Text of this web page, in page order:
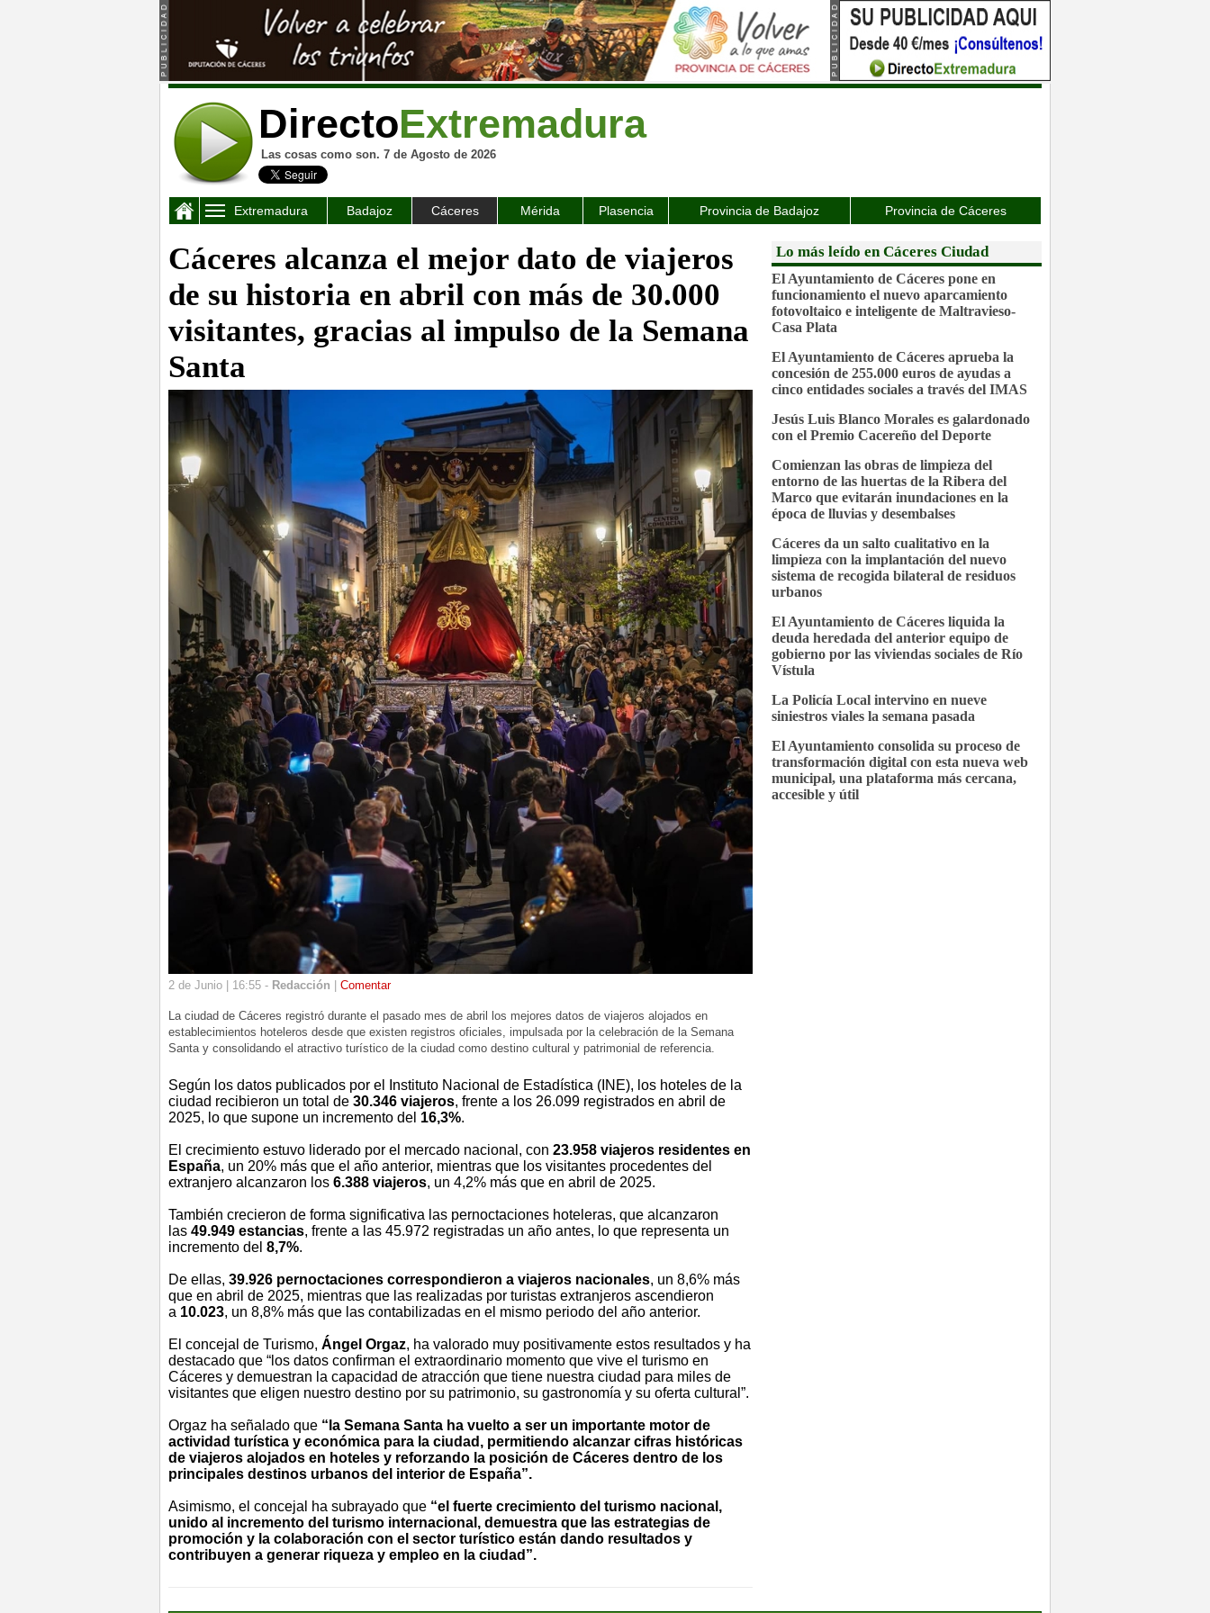
DirectoExtremadura
Las cosas como son. 7 de Agosto de 2026
Extremadura Badajoz Cáceres Mérida Plasencia Provincia de Badajoz Provincia de Cáceres
Cáceres alcanza el mejor dato de viajeros
de su historia en abril con más de 30.000
visitantes, gracias al impulso de la Semana
Santa
2 de Junio | 16:55 - Redacción Comentar
La ciudad de Cáceres registró durante el pasado mes de abril los mejores datos de viajeros alojados en
establecimientos hoteleros desde que existen registros oficiales, impulsada por la celebración de la Semana
Santa y consolidando el atractivo turístico de la ciudad como destino cultural y patrimonial de referencia.
Según los datos publicados por el Instituto Nacional de Estadística (INE), los hoteles de la
ciudad recibieron un total de 30.346 viajeros, frente a los 26.099 registrados en abril de
2025, lo que supone un incremento del 16,3%.
El crecimiento estuvo liderado por el mercado nacional, con 23.958 viajeros residentes en
España, un 20% más que el año anterior, mientras que los visitantes procedentes del
extranjero alcanzaron los 6.388 viajeros, un 4,2% más que en abril de 2025.
También crecieron de forma significativa las pernoctaciones hoteleras, que alcanzaron
las 49.949 estancias, frente a las 45.972 registradas un año antes, lo que representa un
incremento del 8,7%.
De ellas, 39.926 pernoctaciones correspondieron a viajeros nacionales, un 8,6% más
que en abril de 2025, mientras que las realizadas por turistas extranjeros ascendieron
a 10.023, un 8,8% más que las contabilizadas en el mismo periodo del año anterior.
El concejal de Turismo, Ángel Orgaz, ha valorado muy positivamente estos resultados y ha
destacado que “los datos confirman el extraordinario momento que vive el turismo en
Cáceres y demuestran la capacidad de atracción que tiene nuestra ciudad para miles de
visitantes que eligen nuestro destino por su patrimonio, su gastronomía y su oferta cultural”.
Orgaz ha señalado que “la Semana Santa ha vuelto a ser un importante motor de
actividad turística y económica para la ciudad, permitiendo alcanzar cifras históricas
de viajeros alojados en hoteles y reforzando la posición de Cáceres dentro de los
principales destinos urbanos del interior de España”.
Asimismo, el concejal ha subrayado que “el fuerte crecimiento del turismo nacional,
unido al incremento del turismo internacional, demuestra que las estrategias de
promoción y la colaboración con el sector turístico están dando resultados y
contribuyen a generar riqueza y empleo en la ciudad”.
Lo más leído en Cáceres Ciudad
El Ayuntamiento de Cáceres pone en
funcionamiento el nuevo aparcamiento
fotovoltaico e inteligente de Maltravieso-
Casa Plata
El Ayuntamiento de Cáceres aprueba la
concesión de 255.000 euros de ayudas a
cinco entidades sociales a través del IMAS
Jesús Luis Blanco Morales es galardonado
con el Premio Cacereño del Deporte
Comienzan las obras de limpieza del
entorno de las huertas de la Ribera del
Marco que evitarán inundaciones en la
época de lluvias y desembalses
Cáceres da un salto cualitativo en la
limpieza con la implantación del nuevo
sistema de recogida bilateral de residuos
urbanos
El Ayuntamiento de Cáceres liquida la
deuda heredada del anterior equipo de
gobierno por las viviendas sociales de Río
Vístula
La Policía Local intervino en nueve
siniestros viales la semana pasada
El Ayuntamiento consolida su proceso de
transformación digital con esta nueva web
municipal, una plataforma más cercana,
accesible y útil